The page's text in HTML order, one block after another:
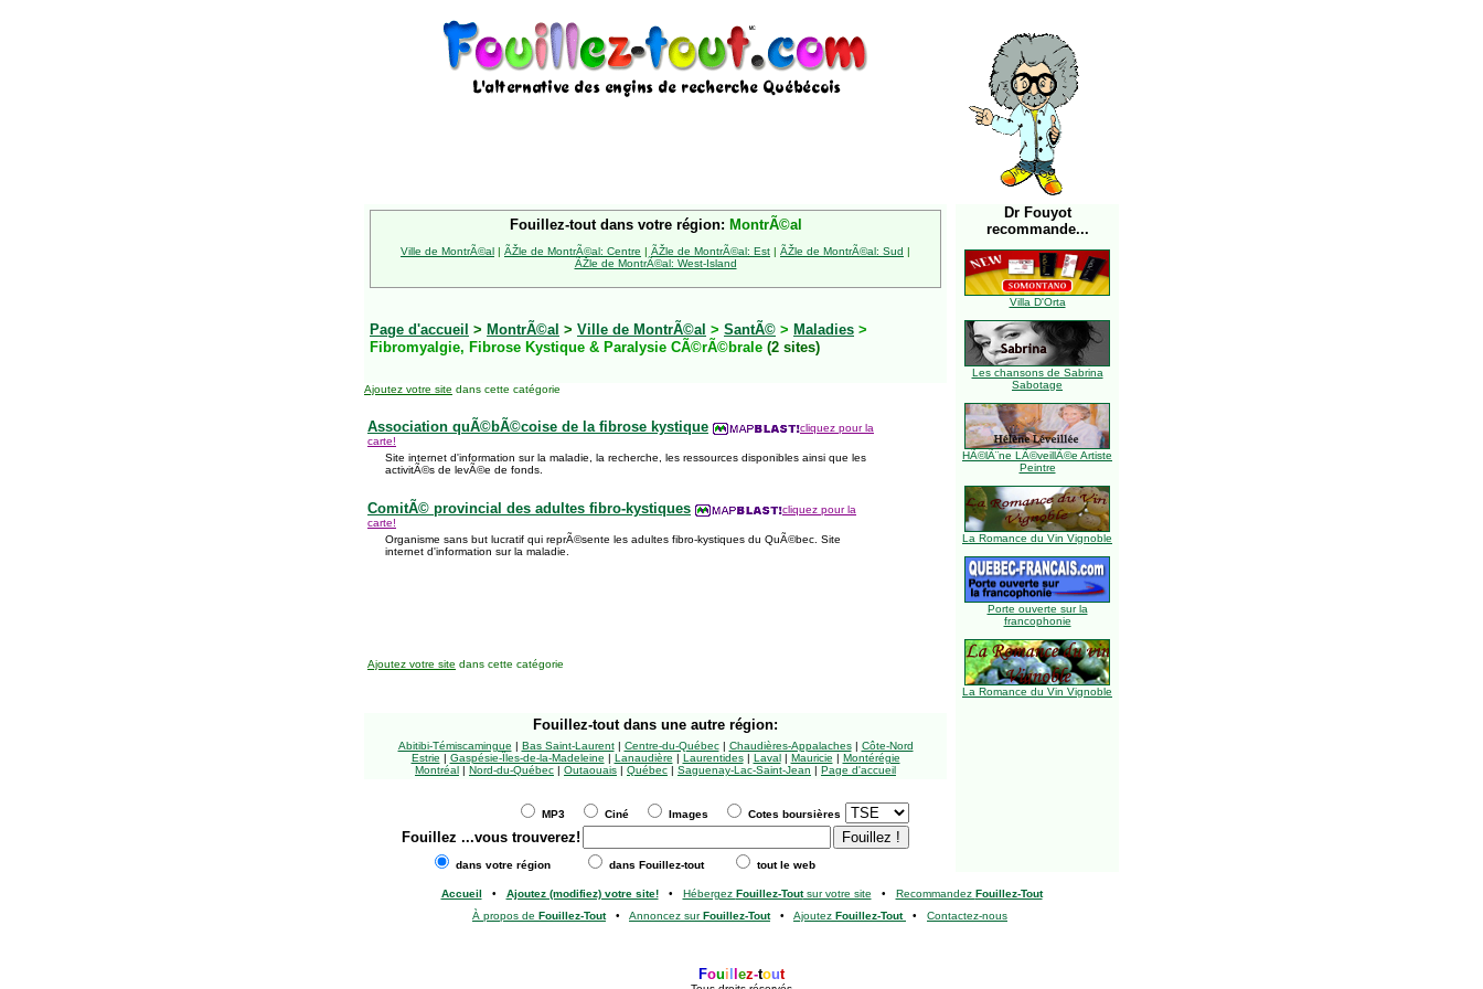
Fouillez-tout dans votre région: MontrÃ©al
Ville de MontrÃ©al | ÃŽle de MontrÃ©al: Centre | ÃŽle de MontrÃ©al: Est | ÃŽle de MontrÃ©al: Sud |
ÃŽle de MontrÃ©al: West-Island
Page d'accueil > MontrÃ©al > Ville de MontrÃ©al > SantÃ© > Maladies >
Fibromyalgie, Fibrose Kystique & Paralysie CÃ©rÃ©brale (2 sites)
Ajoutez votre site dans cette catégorie
Association quÃ©bÃ©coise de la fibrose kystique
cliquez pour la
carte!
Site internet d'information sur la maladie, la recherche, les ressources disponibles ainsi que les
activitÃ©s de levÃ©e de fonds.
ComitÃ© provincial des adultes fibro-kystiques
cliquez pour la
carte!
Organisme sans but lucratif qui reprÃ©sente les adultes fibro-kystiques du QuÃ©bec. Site
internet d'information sur la maladie.
Dr Fouyot
recommande...
Villa D'Orta
Les chansons de Sabrina
Sabotage
HÃ©lÃ¨ne LÃ©veillÃ©e Artiste
Peintre
La Romance du Vin Vignoble
Porte ouverte sur la
francophonie
La Romance du Vin Vignoble
Ajoutez votre site dans cette catégorie
Fouillez-tout dans une autre région:
Abitibi-Témiscamingue | Bas Saint-Laurent| Centre-du-Québec| Chaudières-Appalaches| Côte-Nord
Estrie | Gaspésie-Îles-de-la-Madeleine | Lanaudière | Laurentides| Laval| Mauricie | Montérégie
Montréal | Nord-du-Québec | Outaouais | Québec | Saguenay-Lac-Saint-Jean | Page d'accueil
MP3 Ciné Images Cotes boursières
Fouillez ...vous trouverez!
dans votre région dans Fouillez-tout tout le web
Accueil • Ajoutez (modifiez) votre site!• Hébergez Fouillez-Toutsur votre site • Recommandez Fouillez-Tout
À propos de Fouillez-Tout• Annoncez surFouillez-Tout• Ajoutez Fouillez-Tout • Contactez-nous
Foui ez-tout